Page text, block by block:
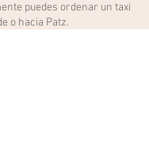
puedes ordenar un taxi
o hacia Patz.